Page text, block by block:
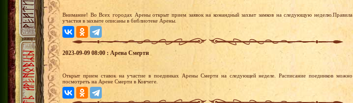
Внимание! Во Всех городах Арены открыт прием заявок на командный захват замков на следующую неделю.Правила
участия в захвате описаны в библиотеке Арены.
2023-09-09 08:00 : Арена Смерти
Открыт прием ставок на участие в поединках Арены Смерти на следующей неделе. Расписание поединков можно
посмотреть на Арене Смерти в Ковчеге.